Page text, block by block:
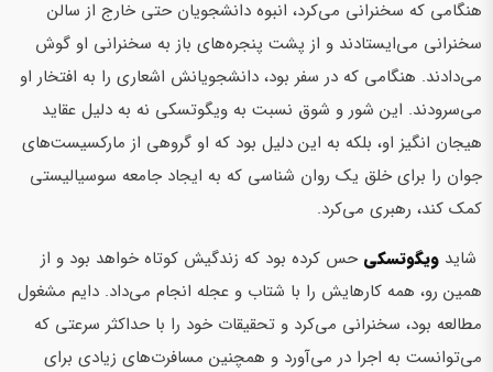
هنگامی که سخنرانی می‌کرد، انبوه دانشجویان حتی خارج از سالن
سخنرانی می‌ایستادند و از پشت پنجره‌های باز به سخنرانی او گوش
می‌دادند. هنگامی که در سفر بود، دانشجویانش اشعاری را به افتخار او
می‌سرودند. این شور و شوق نسبت به ویگوتسکی نه به دلیل عقاید
هیجان انگیز او، بلکه به این دلیل بود که او گروهی از مارکسیست‌های
جوان را برای خلق یک روان شناسی که به ایجاد جامعه سوسیالیستی
کمک کند، رهبری می‌کرد.
شاید ویگوتسکی حس کرده بود که زندگیش کوتاه خواهد بود و از
همین رو، همه کارهایش را با شتاب و عجله انجام می‌داد. دایم مشغول
مطالعه بود، سخنرانی می‌کرد و تحقیقات خود را با حداکثر سرعتی که
می‌توانست به اجرا در می‌آورد و همچنین مسافرت‌های زیادی برای